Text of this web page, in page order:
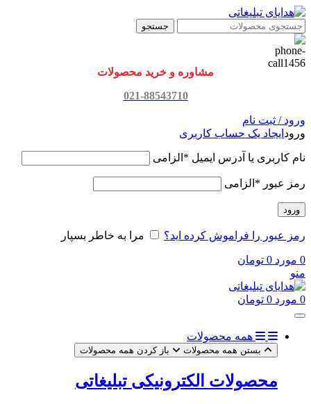
جستجو
مشاوره و خرید محصولات
021-88543710
ورود / ثبت نام
ورود ایجاد یک حساب کاربری
نام کاربری یا آدرس ایمیل * الزامی
رمز عبور * الزامی
ورود
رمز عبور را فراموش کرده اید؟ مرا به خاطر بسپار
0 مورد 0 تومان
منو
0 مورد 0 تومان
همه محصولات
بستن همه محصولات باز کردن همه محصولات
محصولات الکترونیکی تبلیغاتی